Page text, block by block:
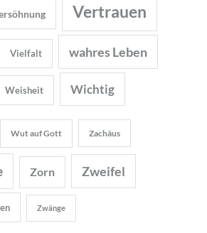
Vertrauen
Vielfalt wahres Leben
Weisheit Wichtig
Wut auf Gott Zachäus
Zorn Zweifel
Zwänge